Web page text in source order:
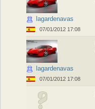
lagardenavas
07/01/2012 17:08
lagardenavas
07/01/2012 17:08